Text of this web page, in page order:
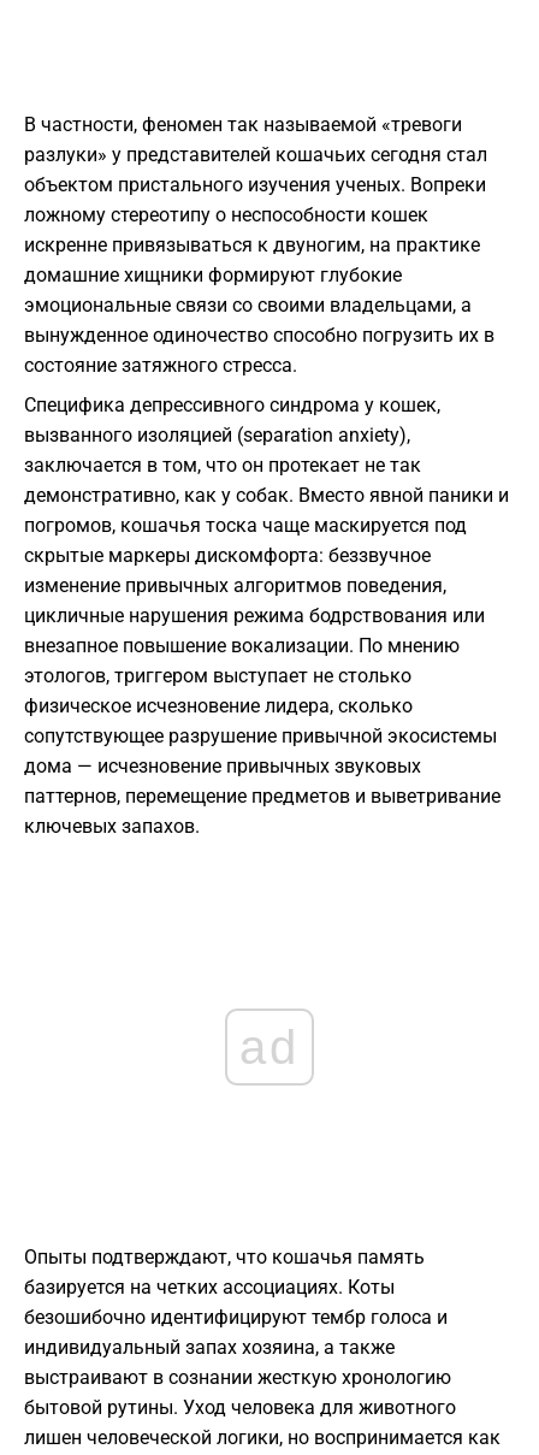
В частности, феномен так называемой «тревоги
разлуки» у представителей кошачьих сегодня стал
объектом пристального изучения ученых. Вопреки
ложному стереотипу о неспособности кошек
искренне привязываться к двуногим, на практике
домашние хищники формируют глубокие
эмоциональные связи со своими владельцами, а
вынужденное одиночество способно погрузить их в
состояние затяжного стресса.
Специфика депрессивного синдрома у кошек,
вызванного изоляцией (separation anxiety),
заключается в том, что он протекает не так
демонстративно, как у собак. Вместо явной паники и
погромов, кошачья тоска чаще маскируется под
скрытые маркеры дискомфорта: беззвучное
изменение привычных алгоритмов поведения,
цикличные нарушения режима бодрствования или
внезапное повышение вокализации. По мнению
этологов, триггером выступает не столько
физическое исчезновение лидера, сколько
сопутствующее разрушение привычной экосистемы
дома — исчезновение привычных звуковых
паттернов, перемещение предметов и выветривание
ключевых запахов.
ad
Опыты подтверждают, что кошачья память
базируется на четких ассоциациях. Коты
безошибочно идентифицируют тембр голоса и
индивидуальный запах хозяина, а также
выстраивают в сознании жесткую хронологию
бытовой рутины. Уход человека для животного
лишен человеческой логики, но воспринимается как